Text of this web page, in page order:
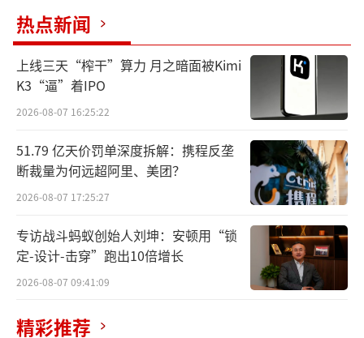
公告中指出，收入、利润上涨是由于持续
推进产品结构优化，包括增加高端白酒产品，
以及在相同价格范围内毛利率较高的白酒产品
对收入作出贡献。同时，开发中端价格白酒产
品，以相宜价格满足市场对优质白酒产品的需
求。在渠道端，其投入资源加速推动渠道周转
和终端动销，将经销商持有的渠道库存维持在
健康水平。
可是，盈利能力大幅提升并没有完全反馈
在二级市场。业绩披露第二天，即8月24日，开
盘后股价涨幅一度接近10%，股价近10港元。
热点新闻
上线三天“榨干”算力 月之暗面被Kimi
K3“逼”着IPO
2026-08-07 16:25:22
51.79 亿天价罚单深度拆解：携程反垄
断裁量为何远超阿里、美团？
2026-08-07 17:25:27
专访战斗蚂蚁创始人刘坤：安顿用“锁
定-设计-击穿”跑出10倍增长
2026-08-07 09:41:09
精彩推荐